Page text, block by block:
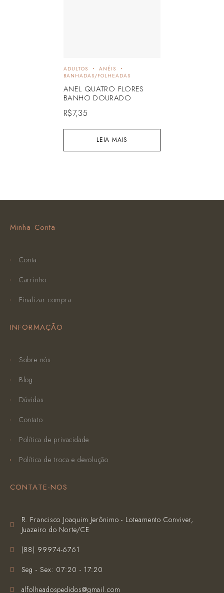
LEIA MAIS
ADULTOS
ANÉIS
BANHADAS/FOLHEADAS
ANEL QUATRO FLORES
BANHO DOURADO
R$7,35
Minha Conta
Conta
Carrinho
Finalizar compra
INFORMAÇÃO
Sobre nós
Blog
Dúvidas
Contato
Política de privacidade
Política de troca e devolução
CONTATE-NOS
R. Francisco Joaquim Jerônimo - Loteamento Conviver,
Juazeiro do Norte/CE
(‪88) 99974-6761‬
Seg - Sex: 07:20 - 17:20
alfolheadospedidos@gmail.com